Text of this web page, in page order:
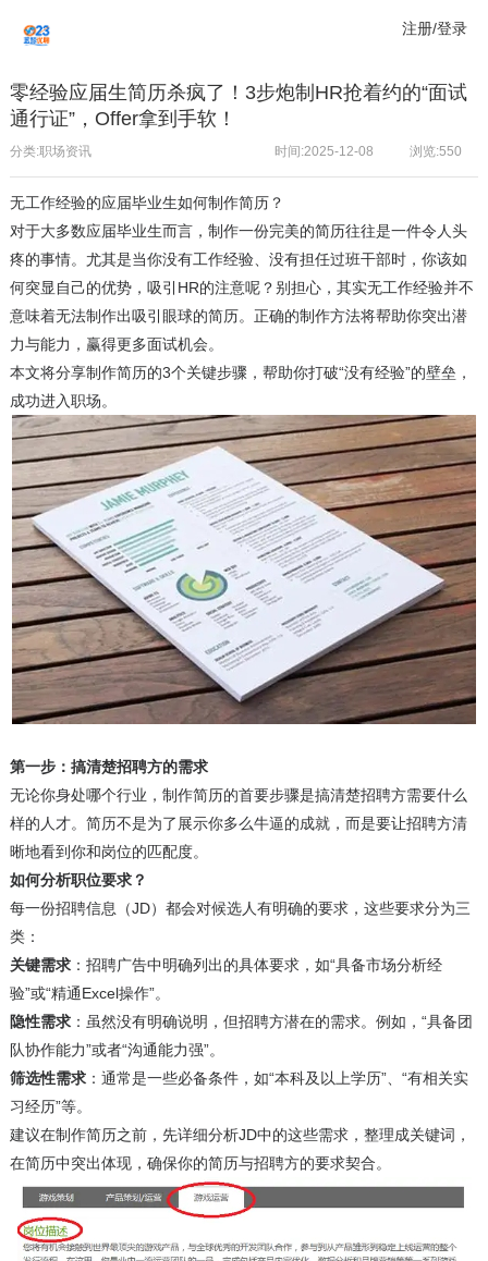
注册/登录
零经验应届生简历杀疯了！3步炮制HR抢着约的“面试
通行证”，Offer拿到手软！
分类:职场资讯 浏览:550
时间:2025-12-08
无工作经验的应届毕业生如何制作简历？
对于大多数应届毕业生而言，制作一份完美的简历往往是一件令人头
疼的事情。尤其是当你没有工作经验、没有担任过班干部时，你该如
何突显自己的优势，吸引HR的注意呢？别担心，其实无工作经验并不
意味着无法制作出吸引眼球的简历。正确的制作方法将帮助你突出潜
力与能力，赢得更多面试机会。
本文将分享制作简历的3个关键步骤，帮助你打破“没有经验”的壁垒，
成功进入职场。
第一步：搞清楚招聘方的需求
无论你身处哪个行业，制作简历的首要步骤是搞清楚招聘方需要什么
样的人才。简历不是为了展示你多么牛逼的成就，而是要让招聘方清
晰地看到你和岗位的匹配度。
如何分析职位要求？
每一份招聘信息（JD）都会对候选人有明确的要求，这些要求分为三
类：
关键需求：招聘广告中明确列出的具体要求，如“具备市场分析经
验”或“精通Excel操作”。
隐性需求：虽然没有明确说明，但招聘方潜在的需求。例如，“具备团
队协作能力”或者“沟通能力强”。
筛选性需求：通常是一些必备条件，如“本科及以上学历”、“有相关实
习经历”等。
建议在制作简历之前，先详细分析JD中的这些需求，整理成关键词，
在简历中突出体现，确保你的简历与招聘方的要求契合。